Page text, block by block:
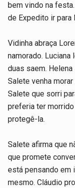
bem vindo na
de Expedito ir para
Vidinha abraça
namorado. Luciana
duas saem.
Salete venha
Salete que sorri
preferia ter
protegê-la.
Salete afirma que
que promete
está pensando em
mesmo. Cláudio